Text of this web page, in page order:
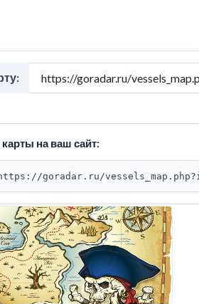
на ваш сайт:
goradar.ru/